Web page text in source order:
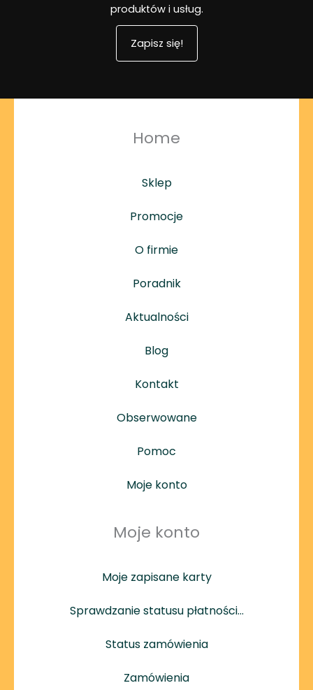
produktów i usług.
Zapisz się!
Home
Sklep
Promocje
O firmie
Poradnik
Aktualności
Blog
Kontakt
Obserwowane
Pomoc
Moje konto
Moje konto
Moje zapisane karty
Sprawdzanie statusu płatności…
Status zamówienia
Zamówienia